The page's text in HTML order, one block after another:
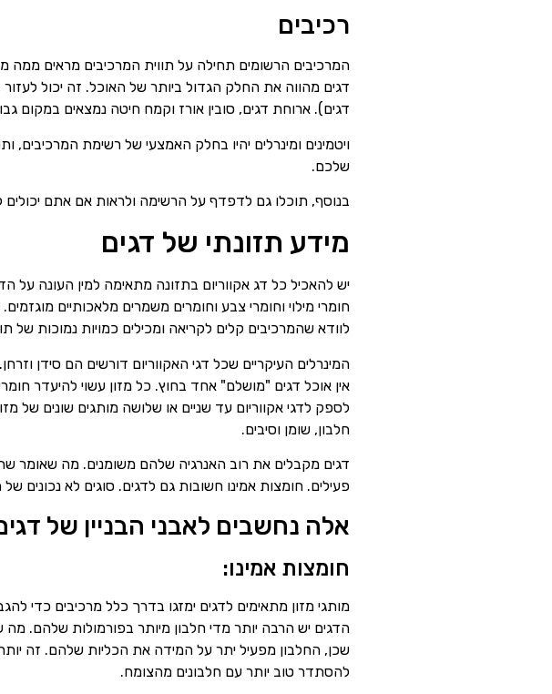
רכיבים
המרכיבים הרשומים תחילה על תווית המרכיבים מראים
דגים מהווה את החלק הגדול ביותר של האוכל. זה יכול
דגים). ארוחת דגים, סובין אורז וקמח חיטה נמצאים במקום
ויטמינים ומינרלים יהיו בחלק האמצעי של רשימת
שלכם.
בנוסף, תוכלו גם לדפדף על הרשימה ולראות אם אתם
מידע תזונתי של דגים
יש להאכיל כל דג אקווריום בתזונה מתאימה למין העונה על
חומרי מילוי וחומרי צבע וחומרים משמרים מלאכותיים
לוודא שהמרכיבים קלים לקריאה ומכילים כמויות נמוכות של
המינרלים העיקריים שכל דגי האקווריום דורשים הם סידן
אין אוכל דגים "מושלם" אחד בחוץ. כל מזון עשוי להיעדר
לספק לדגי אקווריום עד שניים או שלושה מותגים שונים של
חלבון, שומן וסיבים.
דגים מקבלים את רוב האנרגיה שלהם משומנים. מה שאומר
פעילים. חומצות אמינו חשובות גם לדגים. סוגים לא נכונים
אלה נחשבים לאבני הבניין של
חומצות אמינו:
מותגי מזון מתאימים לדגים ימזגו בדרך כלל מרכיבים כדי
הדגים יש הרבה יותר מדי חלבון מיותר בפורמולות שלהם.
שכן, החלבון מפעיל יתר על המידה את הכליות שלהם. זה
להסתדר טוב יותר עם חלבונים מהצומח.